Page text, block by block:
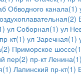
Обводного канала(1)
ул Соборная(1) ул
кт(1) ул Заречная(1)
Приморское
пер(2) пр-кт Ленина(1)
Лапинский пр-кт(1)